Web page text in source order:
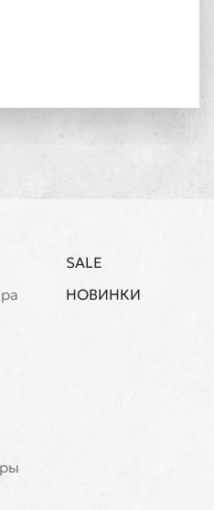
SALE
НОВИНКИ